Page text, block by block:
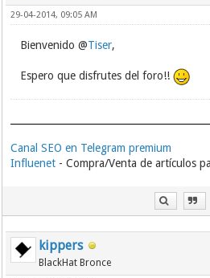
29-04-2014, 09:05 AM
Bienvenido @Tiser,
Espero que disfrutes del foro!!
Canal SEO en Telegram premium
Influenet - Compra/Venta de artículos
kippers
BlackHat Bronce